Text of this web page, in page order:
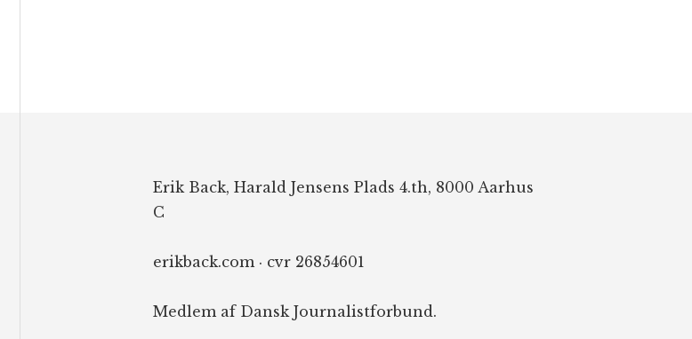
Erik Back, Harald Jensens Plads 4.th, 8000 Aarhus
C
erikback.com · cvr 26854601
Medlem af Dansk Journalistforbund.